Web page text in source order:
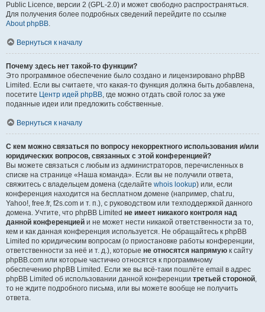
Public Licence, версии 2 (GPL-2.0) и может свободно распространяться.
Для получения более подробных сведений перейдите по ссылке
About phpBB.
Вернуться к началу
Почему здесь нет такой-то функции?
Это программное обеспечение было создано и лицензировано phpBB
Limited. Если вы считаете, что какая-то функция должна быть добавлена,
посетите Центр идей phpBB, где можно отдать свой голос за уже
поданные идеи или предложить собственные.
Вернуться к началу
С кем можно связаться по вопросу некорректного использования и/или
юридических вопросов, связанных с этой конференцией?
Вы можете связаться с любым из администраторов, перечисленных в
списке на странице «Наша команда». Если вы не получили ответа,
свяжитесь с владельцем домена (сделайте whois lookup) или, если
конференция находится на бесплатном домене (например, chat.ru,
Yahoo!, free.fr, f2s.com и т. п.), с руководством или техподдержкой данного
домена. Учтите, что phpBB Limited не имеет никакого контроля над
данной конференцией и не может нести никакой ответственности за то,
кем и как данная конференция используется. Не обращайтесь к phpBB
Limited по юридическим вопросам (о приостановке работы конференции,
ответственности за неё и т. д.), которые не относятся напрямую к сайту
phpBB.com или которые частично относятся к программному
обеспечению phpBB Limited. Если же вы всё-таки пошлёте email в адрес
phpBB Limited об использовании данной конференции третьей стороной,
то не ждите подробного письма, или вы можете вообще не получить
ответа.